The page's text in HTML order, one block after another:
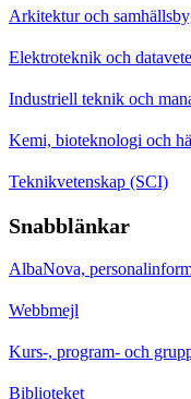
Arkitektur och
Elektroteknik och
Industriell teknik och
Kemi, bioteknologi och
Teknikvetenskap (SCI)
Snabblänkar
AlbaNova,
Webbmejl
Kurs-, program- och
Biblioteket